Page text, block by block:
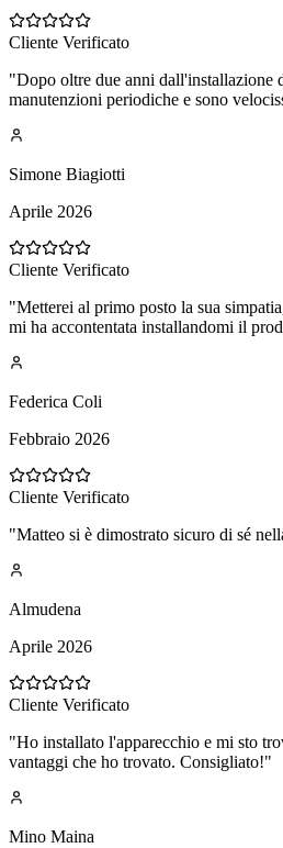
Cliente Verificato
"Dopo oltre due anni dall'installazione
manutenzioni periodiche e sono
Simone Biagiotti
Aprile 2026
Cliente Verificato
"Metterei al primo posto la sua
mi ha accontentata installandomi il
Federica Coli
Febbraio 2026
Cliente Verificato
"Matteo si è dimostrato sicuro di sé
Almudena
Aprile 2026
Cliente Verificato
"Ho installato l'apparecchio e mi sto
vantaggi che ho trovato. Consigliato!"
Mino Maina